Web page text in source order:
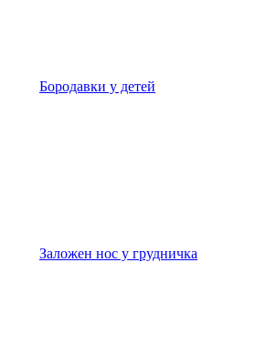
Бородавки у детей
Заложен нос у грудничка